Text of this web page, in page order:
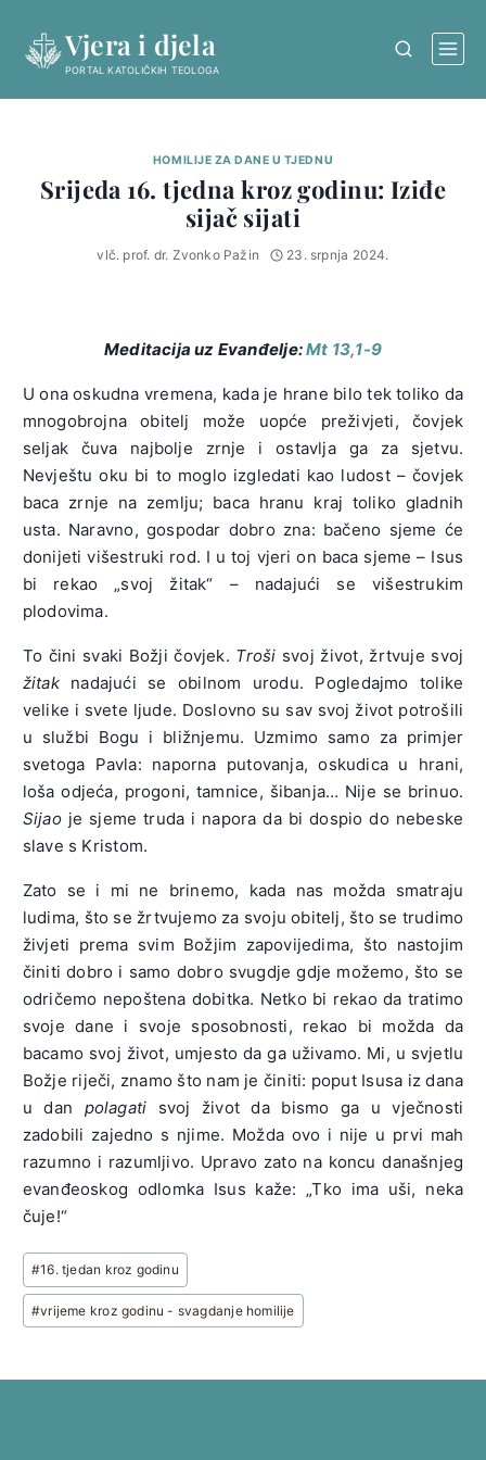
content
Vjera i djela
PORTAL KATOLIČKIH TEOLOGA
HOMILIJE ZA DANE U TJEDNU
Srijeda 16. tjedna kroz godinu: Iziđe
sijač sijati
vlč. prof. dr. Zvonko Pažin 23. srpnja 2024.
Meditacija uz Evanđelje:Mt 13,1-9
U ona oskudna vremena, kada je hrane bilo tek toliko da
mnogobrojna obitelj može uopće preživjeti, čovjek
seljak čuva najbolje zrnje i ostavlja ga za sjetvu.
Nevještu oku bi to moglo izgledati kao ludost – čovjek
baca zrnje na zemlju; baca hranu kraj toliko gladnih
usta. Naravno, gospodar dobro zna: bačeno sjeme će
donijeti višestruki rod. I u toj vjeri on baca sjeme – Isus
bi rekao „svoj žitak“ – nadajući se višestrukim
plodovima.
To čini svaki Božji čovjek. Troši svoj život, žrtvuje svoj
žitaknadajući se obilnom urodu. Pogledajmo tolike
velike i svete ljude. Doslovno su sav svoj život potrošili
u službi Bogu i bližnjemu. Uzmimo samo za primjer
svetoga Pavla: naporna putovanja, oskudica u hrani,
loša odjeća, progoni, tamnice, šibanja… Nije se brinuo.
Sijaoje sjeme truda i napora da bi dospio do nebeske
slave s Kristom.
Zato se i mi ne brinemo, kada nas možda smatraju
ludima, što se žrtvujemo za svoju obitelj, što se trudimo
živjeti prema svim Božjim zapovijedima, što nastojim
činiti dobro i samo dobro svugdje gdje možemo, što se
odričemo nepoštena dobitka. Netko bi rekao da tratimo
svoje dane i svoje sposobnosti, rekao bi možda da
bacamo svoj život, umjesto da ga uživamo. Mi, u svjetlu
Božje riječi, znamo što nam je činiti: poput Isusa iz dana
u dan polagati svoj život da bismo ga u vječnosti
zadobili zajedno s njime. Možda ovo i nije u prvi mah
razumno i razumljivo. Upravo zato na koncu današnjeg
evanđeoskog odlomka Isus kaže: „Tko ima uši, neka
čuje!“
Post
Tags:
#16. tjedan kroz godinu
#vrijeme kroz godinu - svagdanje homilije